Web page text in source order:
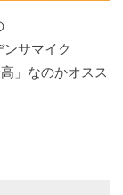
ンサマイク
」なのかオスス